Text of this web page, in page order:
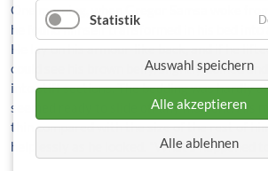
One morning, when Gregor Samsa woke
he found himself transformed in his bed into
He lay on his armour-like back, and if he
could see his brown belly, slightly domed and
into stiff sections. The bedding was hardly
seemed ready to slide off any moment. His
thin compared with the size of the rest of
helplessly as he looked. "What's happened to
Statistik
Auswahl speichern
Alle akzeptieren
Alle ablehnen